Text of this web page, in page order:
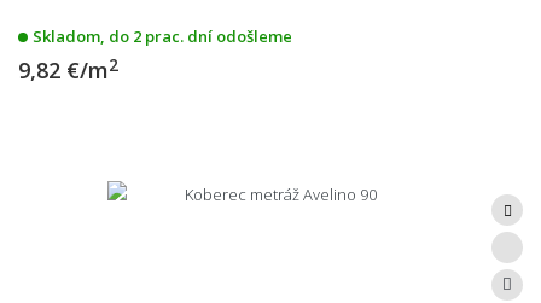
Skladom, do 2 prac. dní odošleme
9,82 €/m2